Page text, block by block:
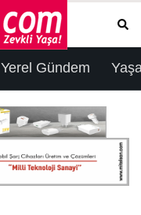
Yerel Gündem